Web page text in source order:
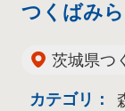
つくばみ
茨城県つ
カテゴリ：